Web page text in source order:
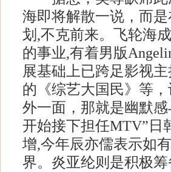
海即将解散一说，而
划,不克前来。飞轮海
的事业,有着男版
展基础上已跨足影视
的《综艺大国民》等
外一面，那就是幽默
开始接下担任MTV”日
增,今年辰亦儒表示如
界。炎亚纶则是积极